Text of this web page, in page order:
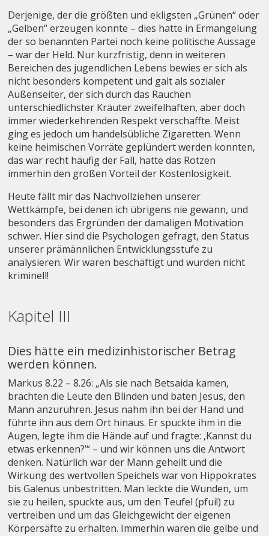
Derjenige, der die größten und ekligsten „Grünen“ oder
„Gelben“ erzeugen konnte – dies hatte in Ermangelung
der so benannten Partei noch keine politische Aussage
– war der Held. Nur kurzfristig, denn in weiteren
Bereichen des jugendlichen Lebens bewies er sich als
nicht besonders kompetent und galt als sozialer
Außenseiter, der sich durch das Rauchen
unterschiedlichster Kräuter zweifelhaften, aber doch
immer wiederkehrenden Respekt verschaffte. Meist
ging es jedoch um handelsübliche Zigaretten. Wenn
keine heimischen Vorräte geplündert werden konnten,
das war recht häufig der Fall, hatte das Rotzen
immerhin den großen Vorteil der Kostenlosigkeit.
Heute fällt mir das Nachvollziehen unserer
Wettkämpfe, bei denen ich übrigens nie gewann, und
besonders das Ergründen der damaligen Motivation
schwer. Hier sind die Psychologen gefragt, den Status
unserer prämännlichen Entwicklungsstufe zu
analysieren. Wir waren beschäftigt und wurden nicht
kriminell!
Kapitel III
Dies hätte ein medizinhistorischer Betrag
werden können.
Markus 8.22 – 8.26: „Als sie nach Betsaida kamen,
brachten die Leute den Blinden und baten Jesus, den
Mann anzurühren. Jesus nahm ihn bei der Hand und
führte ihn aus dem Ort hinaus. Er spuckte ihm in die
Augen, legte ihm die Hände auf und fragte: ‚Kannst du
etwas erkennen?’“ – und wir können uns die Antwort
denken. Natürlich war der Mann geheilt und die
Wirkung des wertvollen Speichels war von Hippokrates
bis Galenus unbestritten. Man leckte die Wunden, um
sie zu heilen, spuckte aus, um den Teufel (pfui!) zu
vertreiben und um das Gleichgewicht der eigenen
Körpersäfte zu erhalten. Immerhin waren die gelbe und